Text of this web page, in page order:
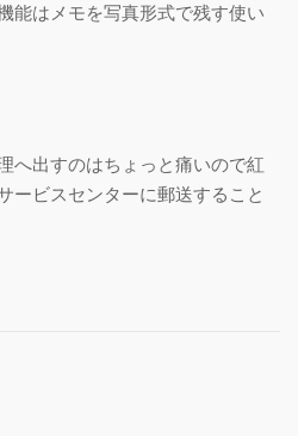
能はメモを写真形式で残す使い
へ出すのはちょっと痛いので紅
ービスセンターに郵送すること